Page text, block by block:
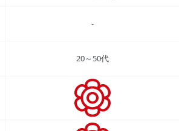
-
20～50代